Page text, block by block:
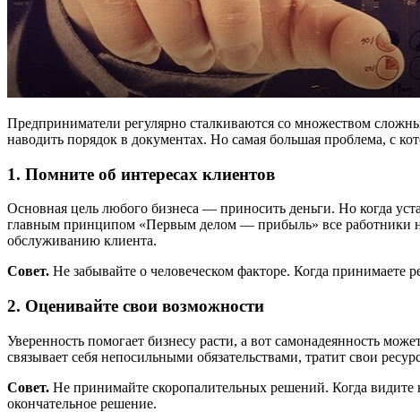
Предприниматели регулярно сталкиваются со множеством
наводить порядок в документах. Но самая большая проблема, с
1. Помните об интересах клиентов
Основная цель любого бизнеса — приносить деньги. Но когда
главным принципом «Первым делом — прибыль» все работники
обслуживанию клиента.
Совет. Не забывайте о человеческом факторе. Когда
2. Оценивайте свои возможности
Уверенность помогает бизнесу расти, а вот самонадеянность
связывает себя непосильными обязательствами, тратит свои
Совет. Не принимайте скоропалительных решений. Когда видите
окончательное решение.